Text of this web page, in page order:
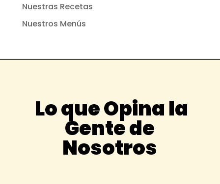
Nuestras Recetas
Nuestros Menús
Lo que Opina la
Gente de
Nosotros